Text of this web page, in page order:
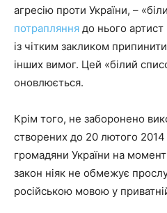
агресію проти України, –
потрапляння до нього
із чітким закликом
інших вимог. Цей «білий
оновлюється.
Крім того, не заборонено
створених до 20 лютого
громадяни України на
закон ніяк не обмежує
російською мовою у